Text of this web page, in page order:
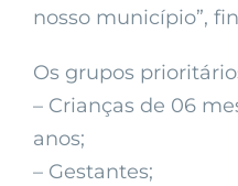
nosso município”,
Os grupos
– Crianças de 06
anos;
– Gestantes;